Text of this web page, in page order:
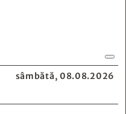
sâmbătă, 08.08.2026